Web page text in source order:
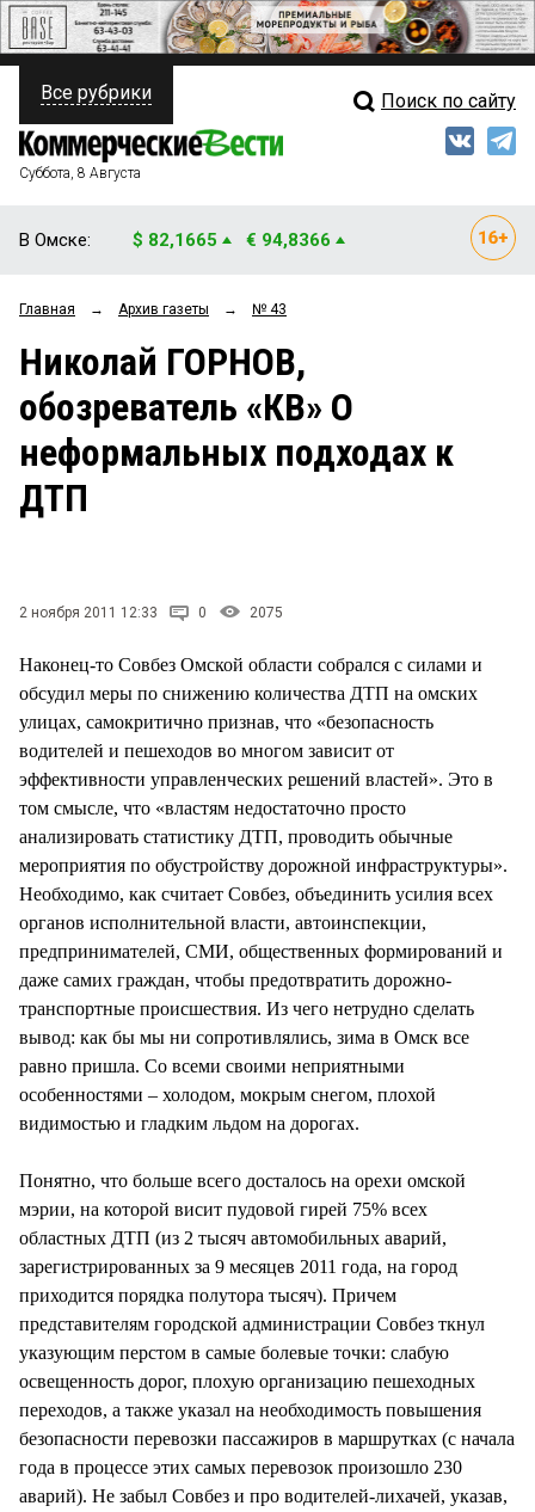
ПОЛИТИКА
ФИНАНСЫ
ОБЩЕСТВО
ЗАКОН
НОВОСТИ КОМПАНИЙ
ПРОИСШЕСТВИЯ
Свежий выпуск
Блоги
Архив
Все рубрики Поиск по сайту
Суббота, 8 Августа
В Омске: $ 82,1665 € 94,8366
Главная → Архив газеты → № 43
Николай ГОРНОВ,
обозреватель «КВ» О
неформальных подходах к
ДТП
2 ноября 2011 12:33 0 2075
Наконец-то Совбез Омской области собрался с силами и
обсудил меры по снижению количества ДТП на омских
улицах, самокритично признав, что «безопасность
водителей и пешеходов во многом зависит от
эффективности управленческих решений властей». Это в
том смысле, что «властям недостаточно просто
анализировать статистику ДТП, проводить обычные
мероприятия по обустройству дорожной инфраструктуры».
Необходимо, как считает Совбез, объединить усилия всех
органов исполнительной власти, автоинспекции,
предпринимателей, СМИ, общественных формирований и
даже самих граждан, чтобы предотвратить дорожно-
транспортные происшествия. Из чего нетрудно сделать
вывод: как бы мы ни сопротивлялись, зима в Омск все
равно пришла. Со всеми своими неприятными
особенностями – холодом, мокрым снегом, плохой
видимостью и гладким льдом на дорогах.
Понятно, что больше всего досталось на орехи омской
мэрии, на которой висит пудовой гирей 75% всех
областных ДТП (из 2 тысяч автомобильных аварий,
зарегистрированных за 9 месяцев 2011 года, на город
приходится порядка полутора тысяч). Причем
представителям городской администрации Совбез ткнул
указующим перстом в самые болевые точки: слабую
освещенность дорог, плохую организацию пешеходных
переходов, а также указал на необходимость повышения
безопасности перевозки пассажиров в маршрутках (с начала
года в процессе этих самых перевозок произошло 230
аварий). Не забыл Совбез и про водителей-лихачей, указав,